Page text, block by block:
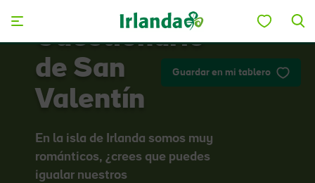
Guardar en mi tablero
Cuestionario
de San
Valentín
En la isla de Irlanda somos muy
románticos, ¿crees que puedes
igualar nuestros